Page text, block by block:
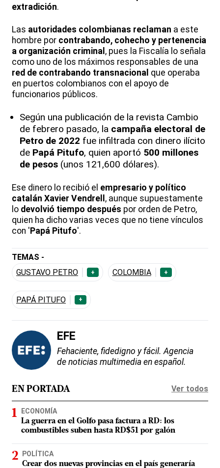
extradición.
Las autoridades colombianas reclaman a este
hombre por contrabando, cohecho y pertenencia
a organización criminal , pues la Fiscalía lo señala
como uno de los máximos responsables de una
red de contrabando transnacional que operaba
en puertos colombianos con el apoyo de
funcionarios públicos.
Según una publicación de la revista Cambio
de febrero pasado, la campaña electoral de
Petro de 2022 fue infiltrada con dinero ilícito
de Papá Pitufo, quien aportó 500 millones
de pesos (unos 121,600 dólares).
Ese dinero lo recibió el empresario y político
catalán Xavier Vendrell , aunque supuestamente
lo devolvió tiempo después por orden de Petro,
quien ha dicho varias veces que no tiene vínculos
con ' Papá Pitufo'.
TEMAS -
GUSTAVO PETRO
+ COLOMBIA +
PAPÁ PITUFO +
EFE
Fehaciente, fidedigno y fácil. Agencia
de noticias multimedia en español.
EN PORTADA Ver todos
ECONOMÍA
La guerra en el Golfo pasa factura a RD: los
combustibles suben hasta RD$51 por galón
POLÍTICA
Crear dos nuevas provincias en el país generaría